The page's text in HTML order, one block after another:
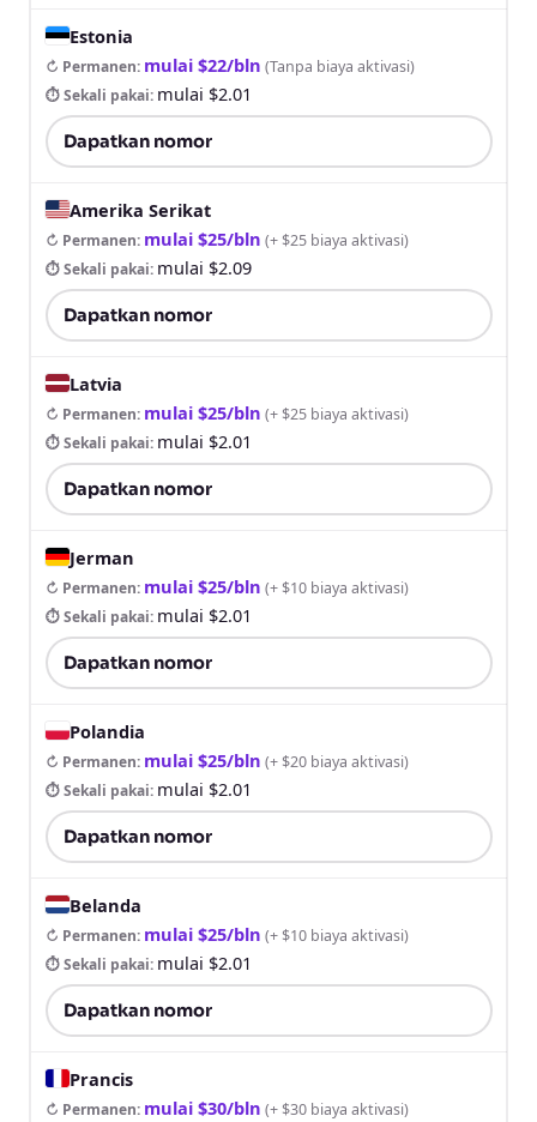
Estonia
↻ Permanen: mulai $22/bln (Tanpa biaya aktivasi)
⏱ Sekali pakai: mulai $2.01
Dapatkan nomor
Amerika Serikat
↻ Permanen: mulai $25/bln (+ $25 biaya aktivasi)
⏱ Sekali pakai: mulai $2.09
Dapatkan nomor
Latvia
↻ Permanen: mulai $25/bln (+ $25 biaya aktivasi)
⏱ Sekali pakai: mulai $2.01
Dapatkan nomor
Jerman
↻ Permanen: mulai $25/bln (+ $10 biaya aktivasi)
⏱ Sekali pakai: mulai $2.01
Dapatkan nomor
Polandia
↻ Permanen: mulai $25/bln (+ $20 biaya aktivasi)
⏱ Sekali pakai: mulai $2.01
Dapatkan nomor
Belanda
↻ Permanen: mulai $25/bln (+ $10 biaya aktivasi)
⏱ Sekali pakai: mulai $2.01
Dapatkan nomor
Prancis
↻ Permanen: mulai $30/bln (+ $30 biaya aktivasi)